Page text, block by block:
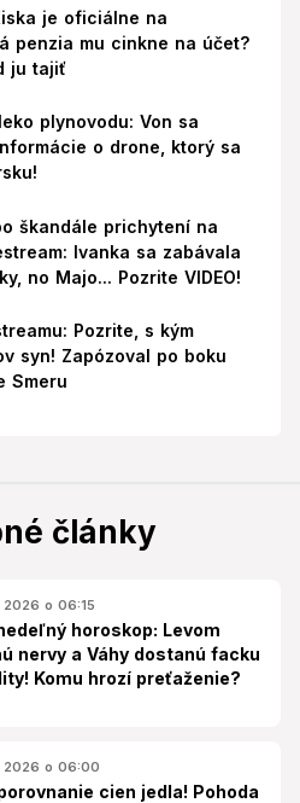
je oficiálne na
penzia mu cinkne na účet?
ju tajiť
plynovodu: Von sa
o drone, ktorý sa
škandále prichytení na
Ivanka sa zabávala
no Majo... Pozrite VIDEO!
Pozrite, s kým
syn! Zapózoval po boku
Smeru
články
o 06:15
horoskop: Levom
nervy a Váhy dostanú facku
Komu hrozí preťaženie?
2026 o 06:00
cien jedla! Pohoda